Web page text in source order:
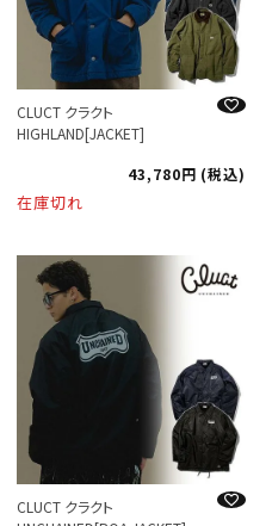
CLUCT クラクト
HIGHLAND[JACKET]
43,780
税込
在庫切れ
CLUCT クラクト